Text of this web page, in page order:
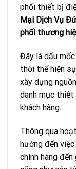
phối thiết bị
Mại Dịch Vụ
phối thương
Đây là dấu
thời thể hiện
xây dựng
danh mục thiết
khách hàng.
Thông qua
hướng đến
chính hãng